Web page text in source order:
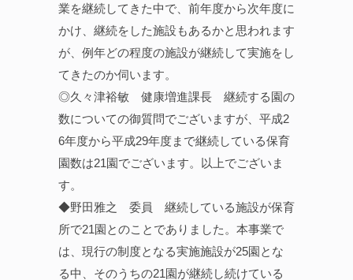
業を継続してきた中で、前年度から次年度に
かけ、継続をした施設もあるかと思われます
が、例年どの程度の施設が継続して実施をし
てきたのか伺います。
◎久々津裕敏 健康増進課長 継続する園の
数についての御質問でございますが、平成2
6年度から平成29年度まで継続している保育
園数は21園でございます。以上でございま
す。
◆野田雅之 委員 継続している施設が保育
所で21園とのことでありました。本事業で
は、現行の制度となる実施施設が25園とな
る中、そのうちの21園が継続し続けている